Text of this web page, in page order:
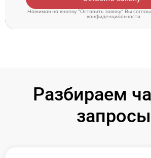
Нажимая на кнопку "Оставить заявку" Вы
конфиденциальности
Разбираем
запросы